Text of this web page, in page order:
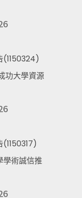
(1150324)
功大學資源
學術誠信推